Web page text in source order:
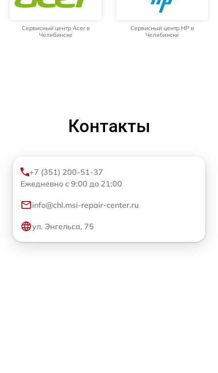
Сервисный центр Acer в
Челябинске
Сервисный центр HP в
Челябинске
Контакты
+7 (351) 200-51-37
Ежедневно с 9:00 до 21:00
info@chl.msi-repair-center.ru
ул. Энгельса, 75